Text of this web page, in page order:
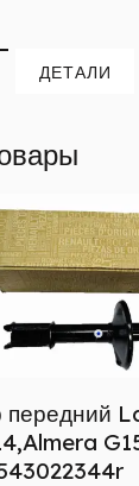
ДЕТАЛИ
передний